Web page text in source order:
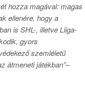
hozza magával: magas
ellenére, hogy a
is SHL-, illetve Liiga-
gyors
szemléletű
átmeneti játékban”–